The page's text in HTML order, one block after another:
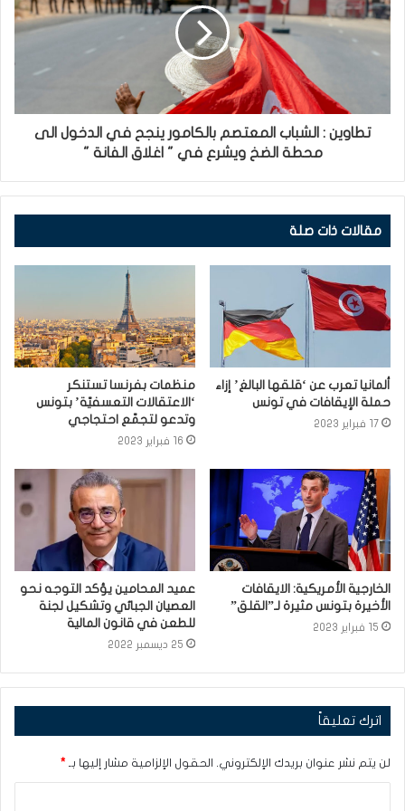
تطاوين : الشباب المعتصم بالكامور ينجح في الدخول الى
محطة الضخ ويشرع في " اغلاق الفانة "
مقالات ذات صلة
ألمانيا تعرب عن ‘قلقها البالغ’ إزاء
حملة الإيقافات في تونس
17 فبراير 2023
منظمات بفرنسا تستنكر
‘الاعتقالات التعسفيّة’ بتونس
وتدعو لتجمّع احتجاجي
16 فبراير 2023
الخارجية الأمريكية: الايقافات
الأخيرة بتونس مثيرة لـ”القلق”
15 فبراير 2023
عميد المحامين يؤكد التوجه نحو
العصيان الجبائي وتشكيل لجنة
للطعن في قانون المالية
25 ديسمبر 2022
اترك تعليقاً
لن يتم نشر عنوان بريدك الإلكتروني. الحقول الإلزامية مشار إليها بـ *